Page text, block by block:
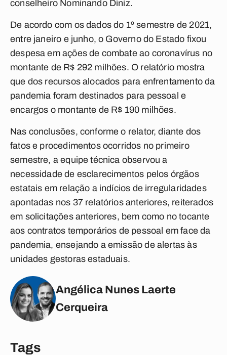
conselheiro Nominando Diniz.
De acordo com os dados do 1º semestre de 2021,
entre janeiro e junho, o Governo do Estado fixou
despesa em ações de combate ao coronavírus no
montante de R$ 292 milhões. O relatório mostra
que dos recursos alocados para enfrentamento da
pandemia foram destinados para pessoal e
encargos o montante de R$ 190 milhões.
Nas conclusões, conforme o relator, diante dos
fatos e procedimentos ocorridos no primeiro
semestre, a equipe técnica observou a
necessidade de esclarecimentos pelos órgãos
estatais em relação a indícios de irregularidades
apontadas nos 37 relatórios anteriores, reiterados
em solicitações anteriores, bem como no tocante
aos contratos temporários de pessoal em face da
pandemia, ensejando a emissão de alertas às
unidades gestoras estaduais.
Angélica Nunes Laerte
Cerqueira
Tags